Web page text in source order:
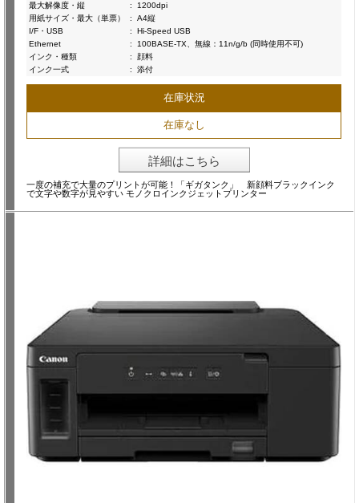
最大解像度・縦
:
1200dpi
用紙サイズ・最大（単票）
:
A4縦
I/F・USB
:
Hi-Speed USB
Ethernet
:
100BASE-TX、無線：11n/g/b (同時使用不可)
インク・種類
:
顔料
インク一式
: 添付
在庫状況
在庫なし
詳細はこちら
一度の補充で大量のプリントが可能！「ギガタンク」 新顔料ブラックインク
で文字や数字が見やすい モノクロインクジェットプリンター